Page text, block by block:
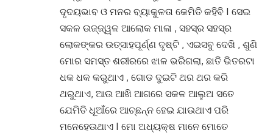
ଦୃଦୟଭାବ ଓ ମନର ବ୍ୟାକୁଳତା କେମିତି କହିବି I ସେଇ
ସକଳ ଉଜ୍ଜ୍ୱଳ ଆଲୋକ ମାଳା , ସହସ୍ର ସହସ୍ର
ଲୋକଙ୍କର ଉତ୍ସାହପୂର୍ଣ୍ଣ ଦୃଷ୍ଟି , ଏଇସବୁ ଦେଖି , ଶୁଣି
ମୋର ସମସ୍ତ ଶରୀରରେ ଝାଳ ଭରିଗଲା, ଛାତି ଭିତରଟା
ଧକ ଧକ କରୁଥାଏ , ଗୋଡ ଦୁଇଟି ଥର ଥର କରି
ଥରୁଥାଏ, ଆଉ ଆଖି ଆଗରେ ସକଳ ଆଲୁଅ ସତେ
ଯେମିତି ଧୂଆଁରେ ଆଚ୍ଛନ୍ନ ହେଇ ଯାଉଥାଏ ପରି
ମନେହେଉଥାଏ I ମୋ ଅଧ୍ୟକ୍ଷ ମାନେ ମୋତେ